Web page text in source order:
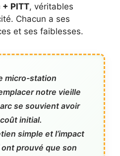
PITT, véritables
Chacun a ses
et ses faiblesses.
micro-station
notre vieille
se souvient avoir
initial.
simple et l’impact
prouvé que son